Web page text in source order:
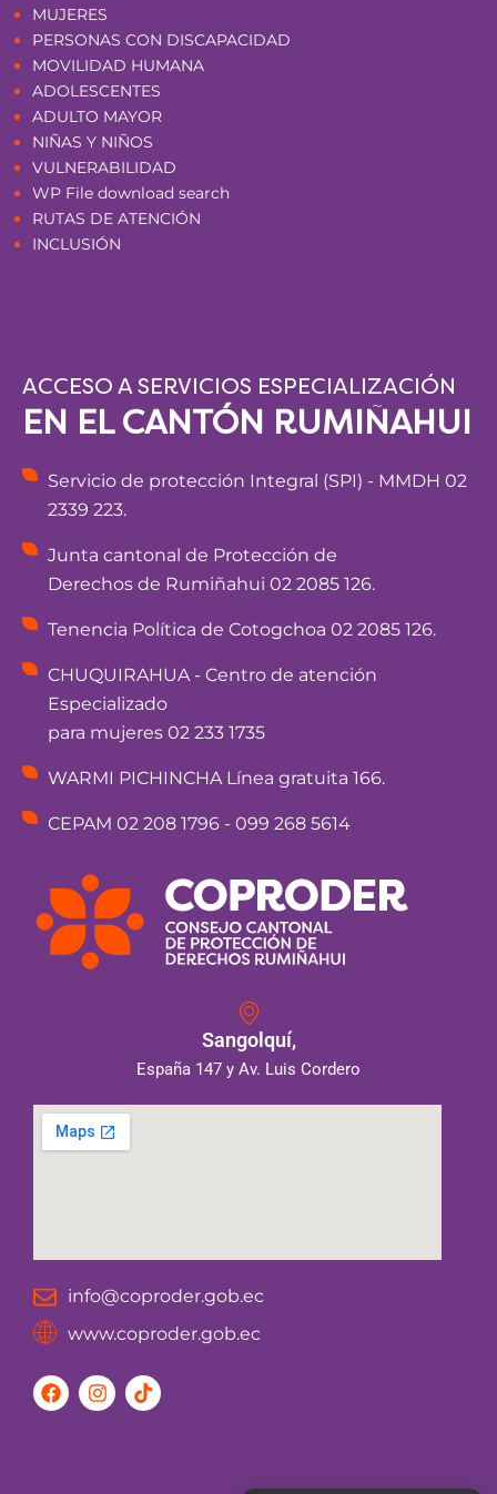
MUJERES
PERSONAS CON DISCAPACIDAD
MOVILIDAD HUMANA
ADOLESCENTES
ADULTO MAYOR
NIÑAS Y NIÑOS
VULNERABILIDAD
WP File download search
RUTAS DE ATENCIÓN
INCLUSIÓN
ACCESO A SERVICIOS ESPECIALIZACIÓN
EN EL CANTÓN RUMIÑAHUI
Servicio de protección Integral (SPI) - MMDH 02
2339 223.
Junta cantonal de Protección de
Derechos de Rumiñahui 02 2085 126.
Tenencia Política de Cotogchoa 02 2085 126.
CHUQUIRAHUA - Centro de atención
Especializado
para mujeres 02 233 1735
WARMI PICHINCHA Línea gratuita 166.
CEPAM 02 208 1796 - 099 268 5614
Sangolquí,
España 147 y Av. Luis Cordero
info@coproder.gob.ec
www.coproder.gob.ec
F
a
I
n
T
i